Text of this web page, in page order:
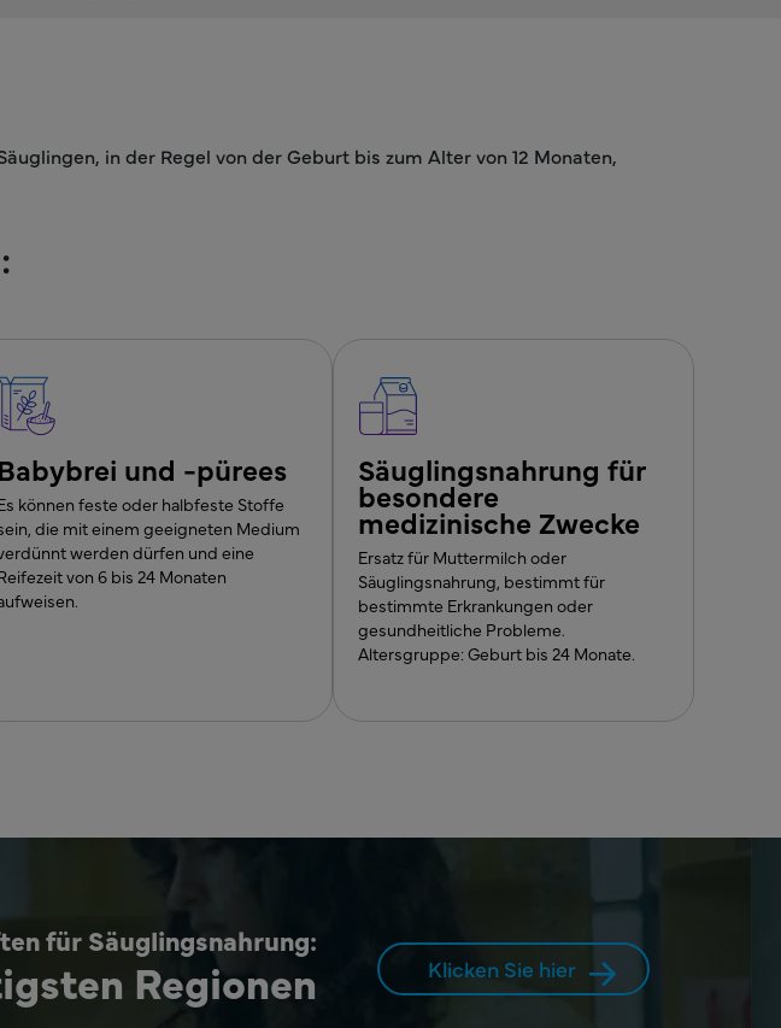
in der Regel von der Geburt bis zum Alter von 12 Monaten,
Babybrei und -pürees
können feste oder halbfeste Stoffe
die mit einem geeigneten Medium
werden dürfen und eine
von 6 bis 24 Monaten
Säuglingsnahrung für
besondere
medizinische Zwecke
Ersatz für Muttermilch oder
Säuglingsnahrung, bestimmt für
bestimmte Erkrankungen oder
gesundheitliche Probleme.
Altersgruppe: Geburt bis 24 Monate.
für Säuglingsnahrung:
Regionen Klicken Sie hier